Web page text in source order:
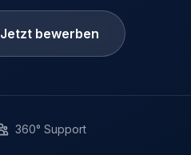
Jetzt bewerben
360° Support